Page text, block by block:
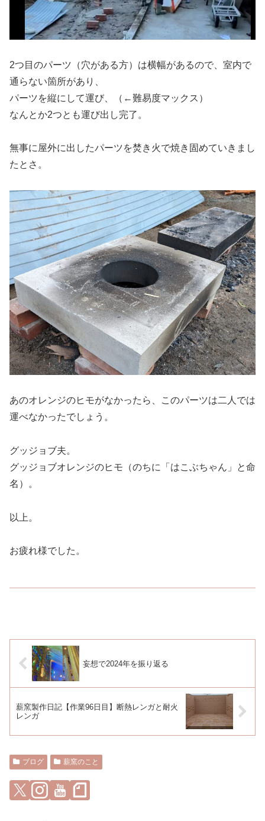
2つ目のパーツ（穴がある方）は横幅があるので、室内で
通らない箇所があり、
パーツを縦にして運び、（←難易度マックス）
なんとか2つとも運び出し完了。
無事に屋外に出したパーツを焚き火で焼き固めていきまし
たとさ。
あのオレンジのヒモがなかったら、このパーツは二人では
運べなかったでしょう。
グッジョブ夫。
グッジョブオレンジのヒモ（のちに「はこぶちゃん」と命
名）。
以上。
お疲れ様でした。
妄想で2024年を振り返る
薪窯製作日記【作業96日目】断熱レンガと耐火
レンガ
ブログ 薪窯のこと